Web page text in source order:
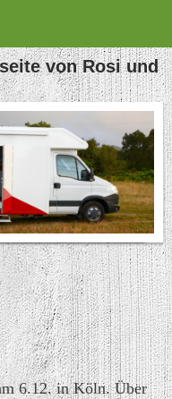
von Rosi und
6.12. in Köln. Über